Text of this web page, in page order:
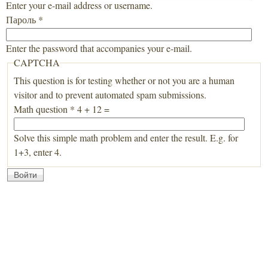
Enter your e-mail address or username.
Пароль *
Enter the password that accompanies your e-mail.
CAPTCHA
This question is for testing whether or not you are a human
visitor and to prevent automated spam submissions.
Math question * 4 + 12 =
Solve this simple math problem and enter the result. E.g. for
1+3, enter 4.